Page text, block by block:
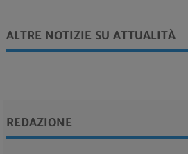
ALTRE NOTIZIE SU ATTUALITÀ
REDAZIONE